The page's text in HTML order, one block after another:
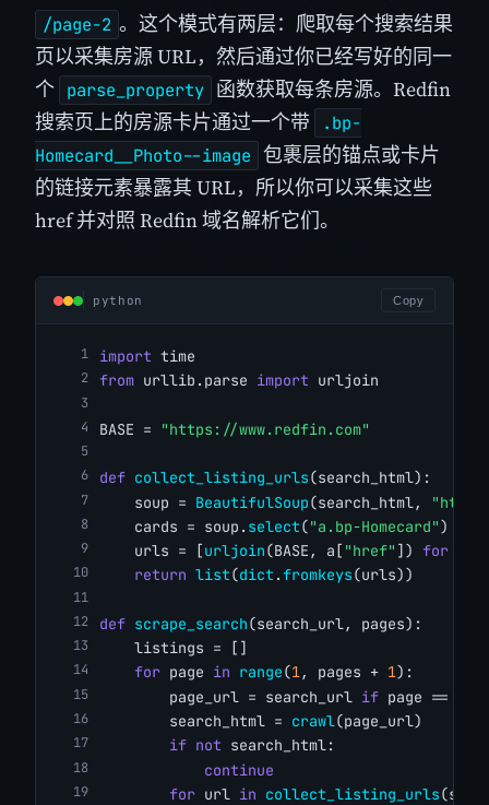
/page-2 。这个模式有两层：爬取每个搜索结果
页以采集房源 URL，然后通过你已经写好的同一
个 parse_property 函数获取每条房源。Redfin
搜索页上的房源卡片通过一个带
.bp-
Homecard__Photo--image 包裹层的锚点或卡片
的链接元素暴露其 URL，所以你可以采集这些
href 并对照 Redfin 域名解析它们。
python Copy
import time
from urllib.parse import urljoin
BASE = "https://www.redfin.com"
def collect_listing_urls(search_html):
    soup =
BeautifulSoup(search_html,
    cards = soup.
select("a.bp-Homecard")
    urls = [
urljoin(BASE, a[ "href" ]) for
return list(dict .fromkeys(urls))
def scrape_search(search_url, pages):
    listings = []
for page in range(1, pages + 1):
        page_url = search_url
if page ==
        search_html =
crawl(page_url)
if not search_html:
continue
for url in collect_listing_urls